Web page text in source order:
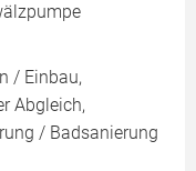
/ Einbau,
Abgleich,
/ Badsanierung